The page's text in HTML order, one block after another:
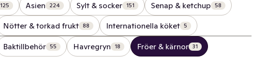
125 Asien 224 Sylt & socker 151 Senap & ketchup 58
Nötter & torkad frukt 88 Internationella köket 5
Baktillbehör 55 Havregryn 18 Fröer & kärnor 31